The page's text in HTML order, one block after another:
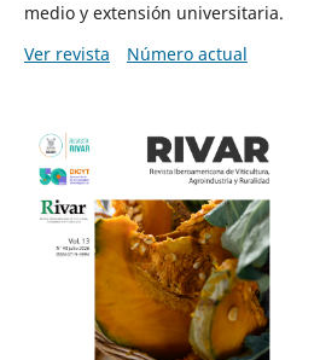
medio y extensión universitaria.
Ver revista
Número actual